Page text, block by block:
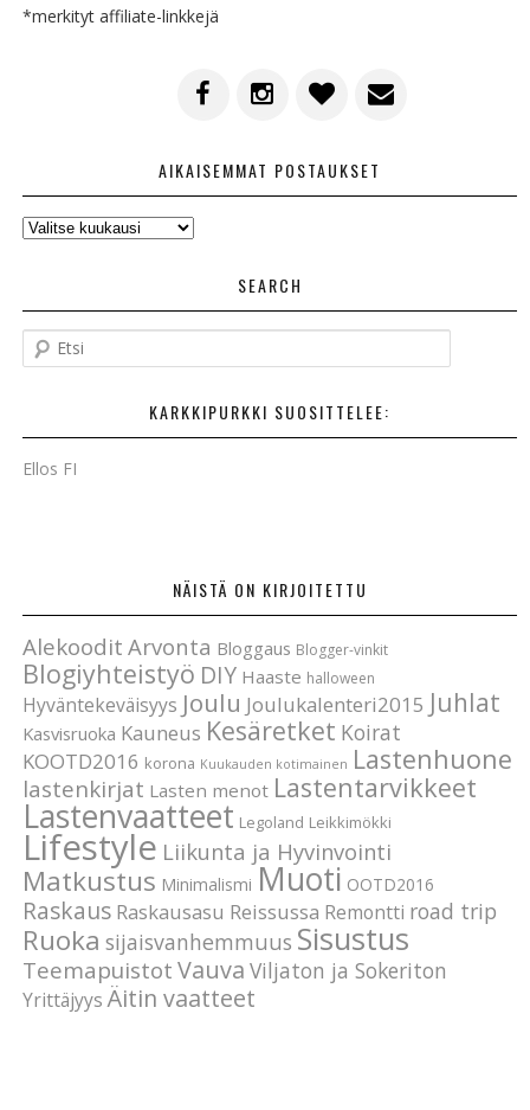
*merkityt affiliate-linkkejä
AIKAISEMMAT POSTAUKSET
AIKAISEMMAT
SEARCH
t
KARKKIPURKKI SUOSITTELEE:
Ellos FI
NÄISTÄ ON KIRJOITETTU
Alekoodit Arvonta Bloggaus Blogger-vinkit
Blogiyhteistyö DIY Haaste halloween
Hyväntekeväisyys Joulu Joulukalenteri2015 Juhlat
Kasvisruoka Kauneus Kesäretket Koirat
KOOTD2016 korona Kuukauden kotimainen Lastenhuone
lastenkirjat Lasten menot Lastentarvikkeet
Lastenvaatteet Legoland Leikkimökki
Lifestyle Liikunta ja Hyvinvointi
Matkustus Minimalismi Muoti OOTD2016
Raskaus Raskausasu Reissussa Remontti road trip
Ruoka sijaisvanhemmuus Sisustus
Teemapuistot Vauva Viljaton ja Sokeriton
Yrittäjyys Äitin vaatteet